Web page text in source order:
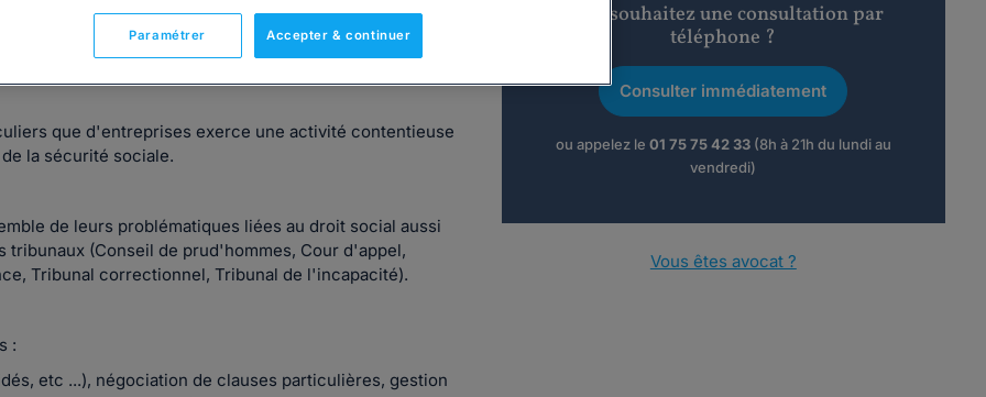
sa profession au sein de départements de droit du
travail pour une clientèle d'entreprises et de
que d'entreprises exerce une activité contentieuse
la sécurité sociale.
de leurs problématiques liées au droit social aussi
(Conseil de prud'hommes, Cour d'appel,
Tribunal correctionnel, Tribunal de l'incapacité).
:
etc ...), négociation de clauses particulières, gestion
Vous souhaitez une consultation par
téléphone ?
Consulter immédiatement
ou appelez le 01 75 75 42 33(8h à 21h du lundi au
vendredi)
Vous êtes avocat ?
Accepter & continuer
Paramétrer